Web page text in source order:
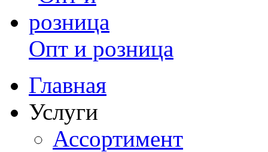
Опт и розница
Главная
Услуги
Ассортимент